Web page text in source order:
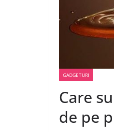
GADGETURI
Care
de pe